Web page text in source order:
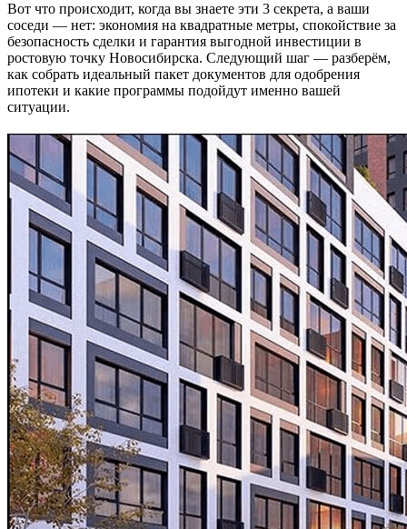
Вот что происходит, когда вы знаете эти 3 секрета, а ваши
соседи — нет: экономия на квадратные метры, спокойствие за
безопасность сделки и гарантия выгодной инвестиции в
ростовую точку Новосибирска. Следующий шаг — разберём,
как собрать идеальный пакет документов для одобрения
ипотеки и какие программы подойдут именно вашей
ситуации.